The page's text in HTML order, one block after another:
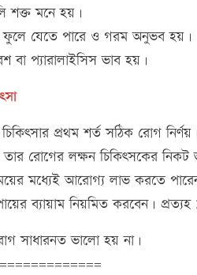
শক্ত মনে হয়।
ফুলে যেতে পারে ও গরম অনুভব হয়।
প্যারালাইসিস ভাব হয়।
প্রথম শর্ত সঠিক রোগ
তার রোগের লক্ষন চিকিৎসকের
মধ্যেই আরোগ্য লাভ করতে
ব্যায়াম নিয়মিত করবেন।
সাধারনত ভালো হয় না।